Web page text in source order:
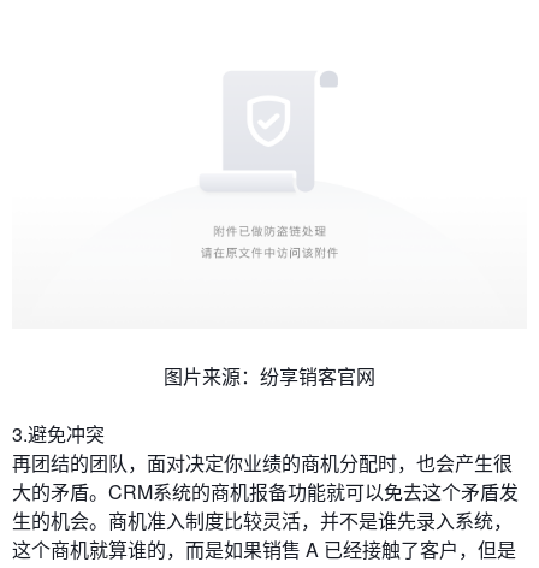
图片来源：纷享销客官网
3.避免冲突
再团结的团队，面对决定你业绩的商机分配时，也会产生很
大的矛盾。CRM系统的商机报备功能就可以免去这个矛盾发
生的机会。 商机准入制度比较灵活，并不是谁先录入系统，
这个商机就算谁的，而是如果销售 A 已经接触了客户，但是